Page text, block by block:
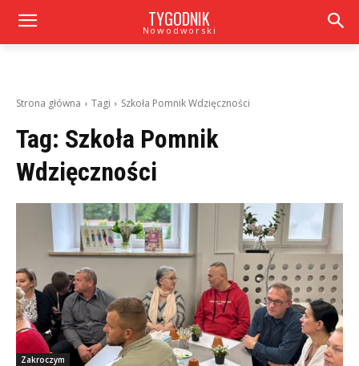
TYGODNIK
Nowodworski
Strona główna Tagi Szkoła Pomnik Wdzięczności
Tag: Szkoła Pomnik
Wdzięczności
Zakroczym